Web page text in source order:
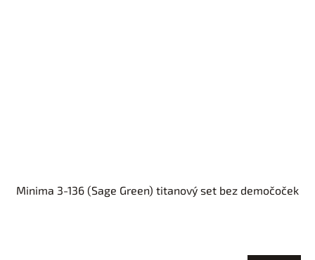
Minima 3-136 (Sage Green) titanový set bez demočoček